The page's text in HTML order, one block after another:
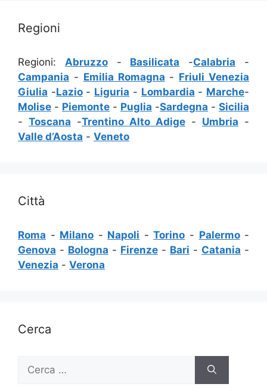
Regioni
Regioni: Abruzzo- Basilicata -Calabria -
Campania - Emilia Romagna - Friuli Venezia
Giulia -Lazio- Liguria - Lombardia - Marche-
Molise - Piemonte - Puglia -Sardegna - Sicilia
- Toscana -Trentino Alto Adige - Umbria -
Valle d’Aosta - Veneto
Città
Roma - Milano - Napoli -Torino - Palermo-
Genova - Bologna - Firenze - Bari - Catania -
Venezia - Verona
Cerca
per: